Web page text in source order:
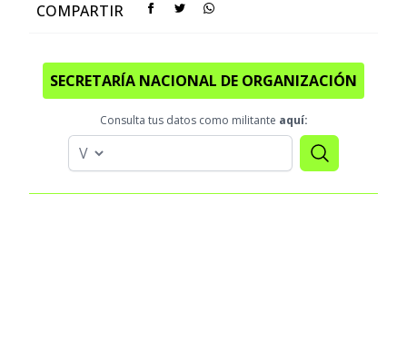
COMPARTIR
SECRETARÍA NACIONAL DE ORGANIZACIÓN
Consulta tus datos como militante aquí: